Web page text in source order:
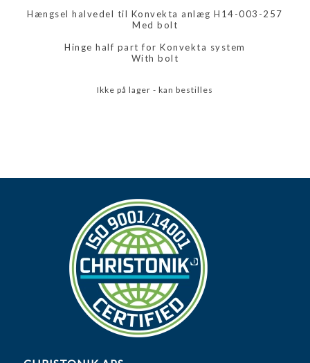
Hængsel halvedel til Konvekta anlæg H14-003-257
Med bolt
Hinge half part for Konvekta system
With bolt
Ikke på lager - kan bestilles